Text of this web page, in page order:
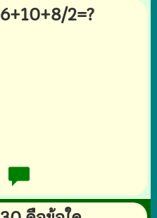
2=?